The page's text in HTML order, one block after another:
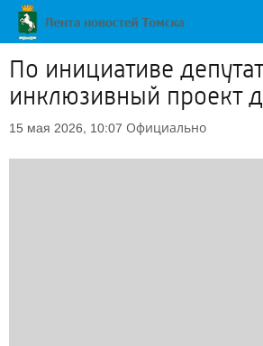
По инициативе
инклюзивный проект
15 мая 2026, 10:07 Официально